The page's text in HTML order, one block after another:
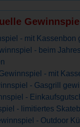
- mit Kassenbon
- beim
- mit
- Gasgrill
-
- limitiertes
- Outdoor